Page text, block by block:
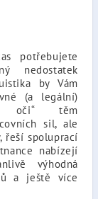
potřebujete
nedostatek
by Vám
(a legální)
oči“ těm
sil, ale
řeší spoluprací
nabízejí
výhodná
a ještě více